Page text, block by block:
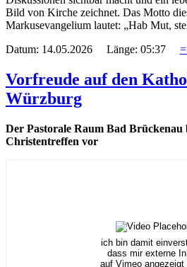
Bild von Kirche zeichnet. Das Motto
Markusevangelium lautet: „Hab Mut,
Datum: 14.05.2026 Länge: 05:37
Vorfreude auf den
Würzburg
Der Pastorale Raum Bad Brückenau
Christentreffen vor
ich bin damit
dass mir externe
auf Vimeo angezeigt